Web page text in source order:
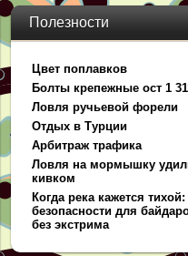
Полезности
Цвет поплавков
Болты крепежные ост 1
Ловля ручьевой форели
Отдых в Турции
Арбитраж трафика
Ловля на мормышку
кивком
Когда река кажется
безопасности для
без экстрима